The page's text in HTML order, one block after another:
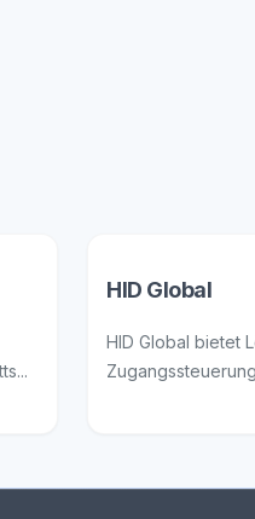
HID Global
HID Global bietet